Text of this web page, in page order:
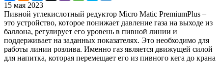
15 мая 2023
Пивной углекислотный редуктор Micro Matic PremiumPlus –
это устройство, которое понижает давление газа на выходе из
баллона, регулирует его уровень в пивной линии и
поддерживает на заданных показателях. Это необходимо для
работы линии розлива. Именно газ является движущей силой
для напитка, которая перемещает его из пивного кега до крана